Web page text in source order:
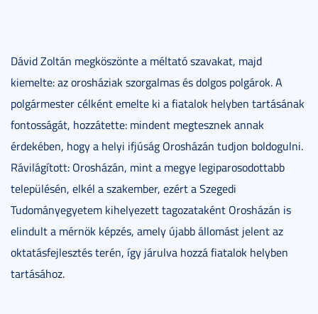
Dávid Zoltán megköszönte a méltató szavakat, majd
kiemelte: az orosháziak szorgalmas és dolgos polgárok. A
polgármester célként emelte ki a fiatalok helyben tartásának
fontosságát, hozzátette: mindent megtesznek annak
érdekében, hogy a helyi ifjúság Orosházán tudjon boldogulni.
Rávilágított: Orosházán, mint a megye legiparosodottabb
településén, elkél a szakember, ezért a Szegedi
Tudományegyetem kihelyezett tagozataként Orosházán is
elindult a mérnök képzés, amely újabb állomást jelent az
oktatásfejlesztés terén, így járulva hozzá fiatalok helyben
tartásához.